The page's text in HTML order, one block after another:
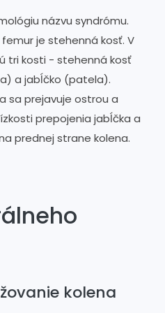
názvu syndrómu.
je stehenná kosť. V
tri kosti - stehenná kosť
a jabĺčko (patela).
sa prejavuje ostrou a
prepojenia jabĺčka a
prednej strane kolena.
kolena